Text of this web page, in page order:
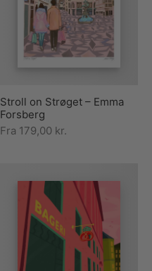
Stroll on Strøget – Emma
Forsberg
Fra 179,00 kr.